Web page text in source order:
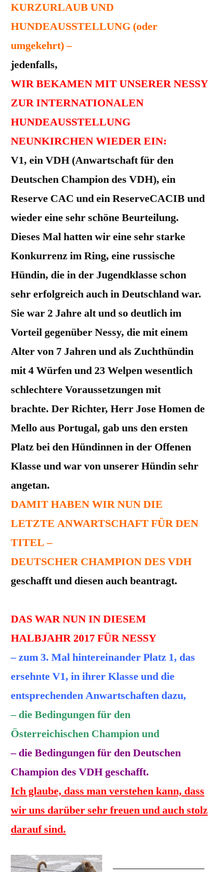
KURZURLAUB UND
HUNDEAUSSTELLUNG (oder
umgekehrt) –
jedenfalls,
WIR BEKAMEN MIT UNSERER NESSY
ZUR INTERNATIONALEN
HUNDEAUSSTELLUNG
NEUNKIRCHEN WIEDER EIN:
V1, ein VDH (Anwartschaft für den
Deutschen Champion des VDH), ein
Reserve CAC und ein ReserveCACIB und
wieder eine sehr schöne Beurteilung.
Dieses Mal hatten wir eine sehr starke
Konkurrenz im Ring, eine russische
Hündin, die in der Jugendklasse schon
sehr erfolgreich auch in Deutschland war.
Sie war 2 Jahre alt und so deutlich im
Vorteil gegenüber Nessy, die mit einem
Alter von 7 Jahren und als Zuchthündin
mit 4 Würfen und 23 Welpen wesentlich
schlechtere Voraussetzungen mit
brachte. Der Richter, Herr Jose Homen de
Mello aus Portugal, gab uns den ersten
Platz bei den Hündinnen in der Offenen
Klasse und war von unserer Hündin sehr
angetan.
DAMIT HABEN WIR NUN DIE
LETZTE ANWARTSCHAFT FÜR DEN
TITEL –
DEUTSCHER CHAMPION DES VDH
geschafft und diesen auch beantragt.
DAS WAR NUN IN DIESEM
HALBJAHR 2017 FÜR NESSY
– zum 3. Mal hintereinander Platz 1, das
ersehnte V1, in ihrer Klasse und die
entsprechenden Anwartschaften dazu,
– die Bedingungen für den
Österreichischen Champion und
– die Bedingungen für den Deutschen
Champion des VDH geschafft.
Ich glaube, dass man verstehen kann, dass
wir uns darüber sehr freuen und auch stolz
darauf sind.